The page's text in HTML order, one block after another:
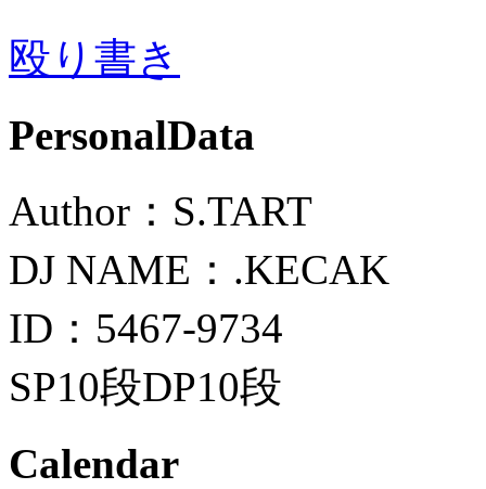
殴り書き
PersonalData
Author：S.TART
DJ NAME：.KECAK
ID：5467-9734
SP10段DP10段
Calendar